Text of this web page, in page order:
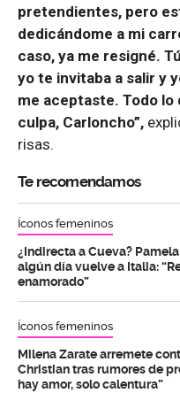
pretendientes, pero
dedicándome a mi
caso, ya me resigné.
yo te invitaba a salir y
me aceptaste. Todo lo
culpa, Carloncho”,
risas.
Te recomendamos
Íconos femeninos
¿Indirecta a Cueva?
algún día vuelve a Italia:
enamorado”
Íconos femeninos
Milena Zarate arremete
Christian tras rumores de
hay amor, solo calentura”